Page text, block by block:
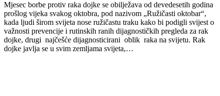
Mjesec borbe protiv raka dojke se obilježava od devedesetih godina
prošlog vijeka svakog oktobra, pod nazivom „Ružičasti oktobar“,
kada ljudi širom svijeta nose ružičastu traku kako bi podigli svijest o
važnosti prevencije i rutinskih ranih dijagnostičkih pregleda za rak
dojke, drugi najčešće dijagnosticirani oblik raka na svijetu. Rak
dojke javlja se u svim zemljama svijeta,…